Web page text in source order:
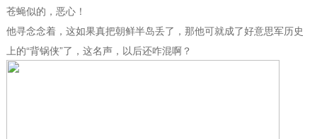
苍蝇似的，恶心！
他寻念念着，这如果真把朝鲜半岛丢了，那他可就成了好意思军历史
上的“背锅侠”了，这名声，以后还咋混啊？